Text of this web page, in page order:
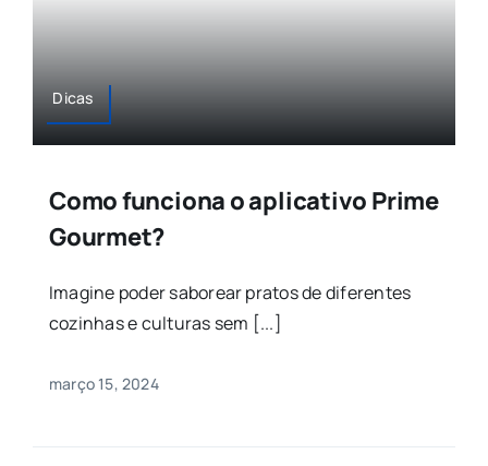
Dicas
Como funciona o aplicativo Prime
Gourmet?
Imagine poder saborear pratos de diferentes
cozinhas e culturas sem [...]
março 15, 2024